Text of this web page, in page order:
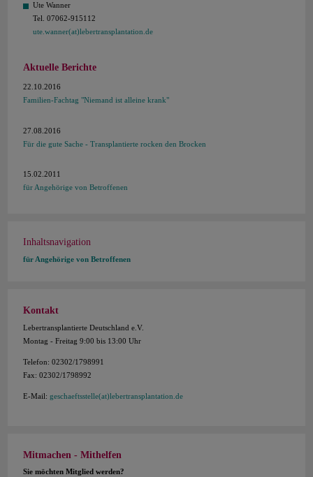
Ute Wanner
Tel. 07062-915112
ute.wanner(at)lebertransplantation.de
Aktuelle Berichte
22.10.2016
Familien-Fachtag "Niemand ist alleine krank"
27.08.2016
Für die gute Sache - Transplantierte rocken den Brocken
15.02.2011
für Angehörige von Betroffenen
Inhaltsnavigation
für Angehörige von Betroffenen
Kontakt
Lebertransplantierte Deutschland e.V.
Montag - Freitag 9:00 bis 13:00 Uhr
Telefon: 02302/1798991
Fax: 02302/1798992
E-Mail: geschaeftsstelle(at)lebertransplantation.de
Mitmachen - Mithelfen
Sie möchten Mitglied werden?